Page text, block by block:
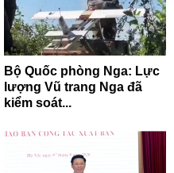
Bộ Quốc phòng Nga: Lực
lượng Vũ trang Nga đã
kiểm soát...